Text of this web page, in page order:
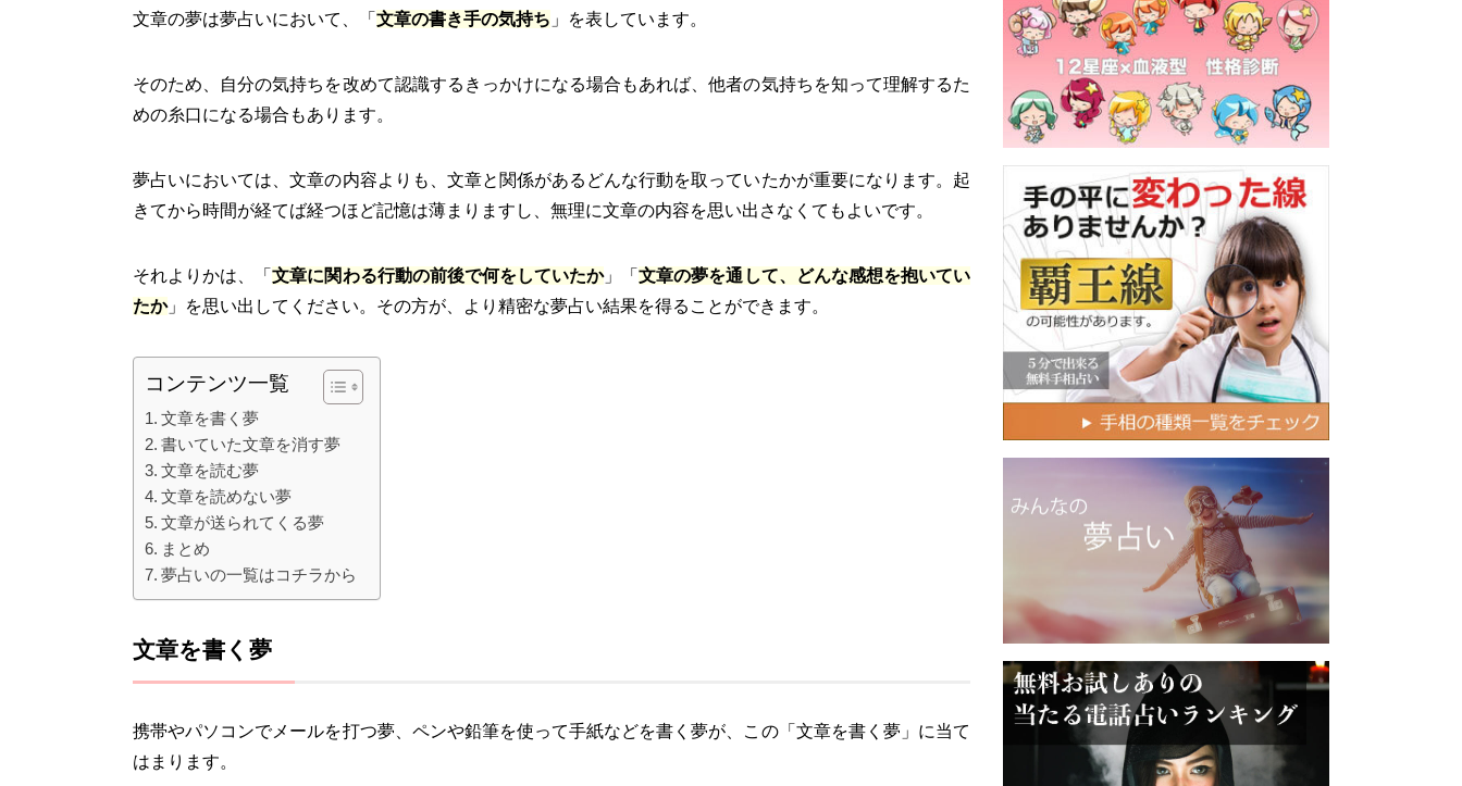
文章の夢は夢占いにおいて、「 文章の書き手の気持ち 」を表しています。
そのため、自分の気持ちを改めて認識するきっかけになる場合もあれば、他者の気持ちを知って理解するた
めの糸口になる場合もあります。
夢占いにおいては、文章の内容よりも、文章と関係があるどんな行動を取っていたかが重要になります。起
きてから時間が経てば経つほど記憶は薄まりますし、無理に文章の内容を思い出さなくてもよいです。
それよりかは、「文章に関わる行動の前後で何をしていたか」「文章の夢を通して、どんな感想を抱いてい
たか」を思い出してください。その方が、より精密な夢占い結果を得ることができます。
コンテンツ一覧
文章を書く夢
書いていた文章を消す夢
文章を読む夢
文章を読めない夢
文章が送られてくる夢
まとめ
夢占いの一覧はコチラから
文章を書く夢
携帯やパソコンでメールを打つ夢、ペンや鉛筆を使って手紙などを書く夢が、この「文章を書く夢」に当て
はまります。